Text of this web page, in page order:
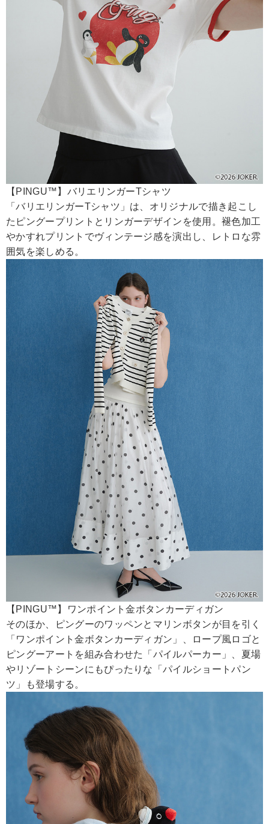
【PINGU™】バリエリンガーTシャツ
「バリエリンガーTシャツ」は、オリジナルで描き起こし
たピングープリントとリンガーデザインを使用。褪色加工
やかすれプリントでヴィンテージ感を演出し、レトロな雰
囲気を楽しめる。
【PINGU™】ワンポイント金ボタンカーディガン
そのほか、ピングーのワッペンとマリンボタンが目を引く
「ワンポイント金ボタンカーディガン」、ロープ風ロゴと
ピングーアートを組み合わせた「パイルパーカー」、夏場
やリゾートシーンにもぴったりな「パイルショートパン
ツ」も登場する。